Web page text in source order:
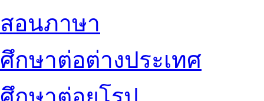
สอนภาษา
ศึกษาต่อต่างประเทศ